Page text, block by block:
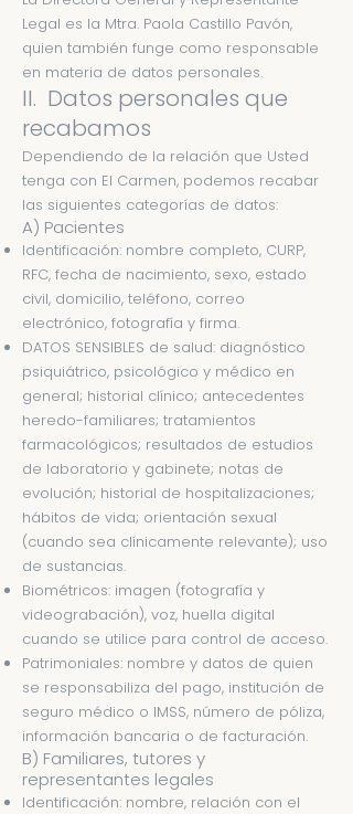
Legal es la Mtra. Paola Castillo Pavón,
quien también funge como responsable
en materia de datos personales.
II. Datos personales que
recabamos
Dependiendo de la relación que Usted
tenga con El Carmen, podemos recabar
las siguientes categorías de datos:
A) Pacientes
Identificación: nombre completo, CURP,
RFC, fecha de nacimiento, sexo, estado
civil, domicilio, teléfono, correo
electrónico, fotografía y firma.
DATOS SENSIBLES de salud: diagnóstico
psiquiátrico, psicológico y médico en
general; historial clínico; antecedentes
heredo-familiares; tratamientos
farmacológicos; resultados de estudios
de laboratorio y gabinete; notas de
evolución; historial de hospitalizaciones;
hábitos de vida; orientación sexual
(cuando sea clínicamente relevante); uso
de sustancias.
Biométricos: imagen (fotografía y
videograbación), voz, huella digital
cuando se utilice para control de acceso.
Patrimoniales: nombre y datos de quien
se responsabiliza del pago, institución de
seguro médico o IMSS, número de póliza,
información bancaria o de facturación.
B) Familiares, tutores y
representantes legales
Identificación: nombre, relación con el